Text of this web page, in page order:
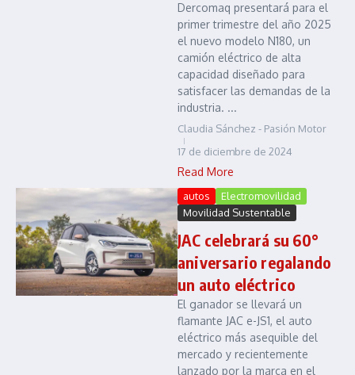
Dercomaq presentará para el
primer trimestre del año 2025
el nuevo modelo N180, un
camión eléctrico de alta
capacidad diseñado para
satisfacer las demandas de la
industria. ...
Claudia Sánchez - Pasión Motor
17 de diciembre de 2024
Read More
autos
Electromovilidad
Movilidad Sustentable
JAC celebrará su 60°
aniversario regalando
un auto eléctrico
El ganador se llevará un
flamante JAC e-JS1, el auto
eléctrico más asequible del
mercado y recientemente
lanzado por la marca en el